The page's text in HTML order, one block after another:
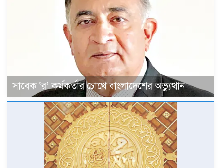
সাবেক ‘র’ কর্মকর্তার চোখে বাংলাদেশের অভ্যুত্থান